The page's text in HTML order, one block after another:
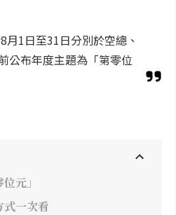
月1日至31日分別於空總、
公布年度主題為「第零位
元」
一次看